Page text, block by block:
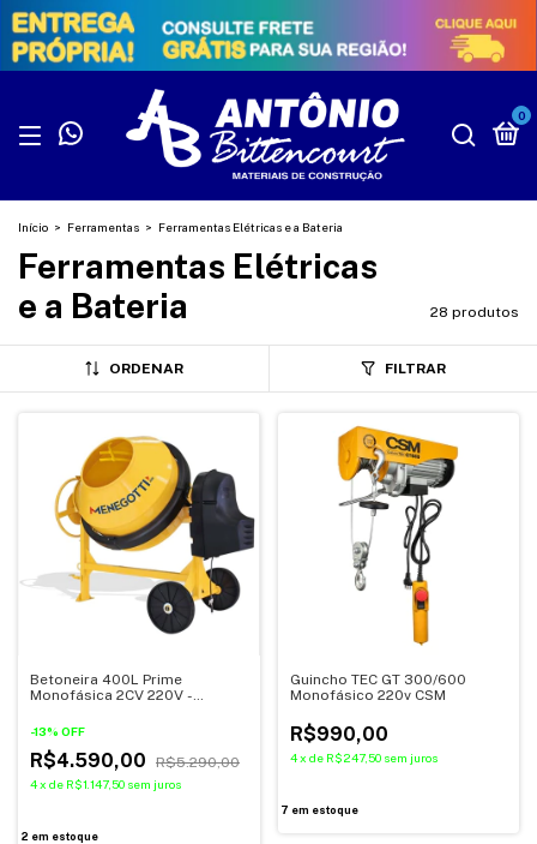
0
Início > Ferramentas > Ferramentas Elétricas e a Bateria
Ferramentas Elétricas
e a Bateria
28 produtos
ORDENAR FILTRAR
Betoneira 400L Prime
Monofásica 2CV 220V -
-13% OFF
R$4.590,00 R$5.290,00
4x de R$1.147,50 sem juros
2 em estoque
Guincho TEC GT 300/600
Monofásico 220v CSM
R$990,00
4 x de R$247,50 sem juros
7 em estoque